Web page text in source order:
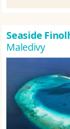
Seaside
Maledivy